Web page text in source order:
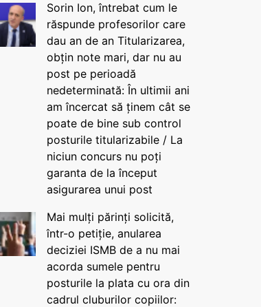
Sorin Ion, întrebat cum le
răspunde profesorilor care
dau an de an Titularizarea,
obțin note mari, dar nu au
post pe perioadă
nedeterminată: În ultimii ani
am încercat să ținem cât se
poate de bine sub control
posturile titularizabile / La
niciun concurs nu poți
garanta de la început
asigurarea unui post
Mai mulți părinți solicită,
într-o petiție, anularea
deciziei ISMB de a nu mai
acorda sumele pentru
posturile la plata cu ora din
cadrul cluburilor copiilor: